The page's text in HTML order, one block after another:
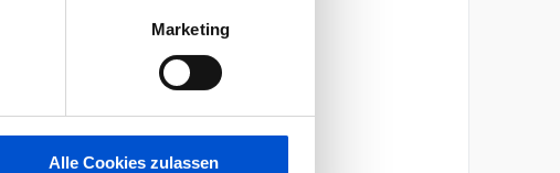
Marketing
Alle Cookies zulassen
Mai 2025
April 2025
März 2025